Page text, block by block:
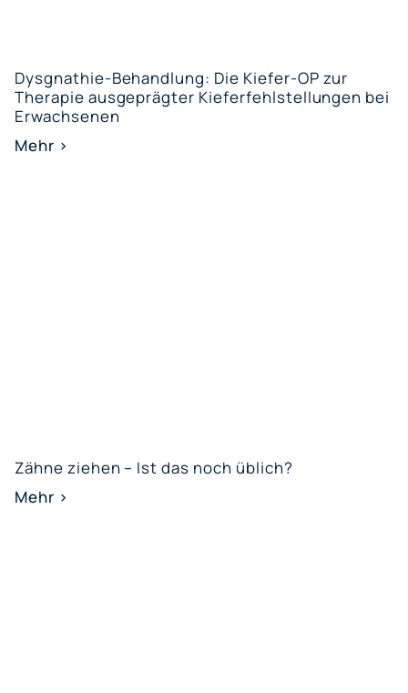
Dysgnathie-Behandlung: Die Kiefer-OP zur
Therapie ausgeprägter Kieferfehlstellungen bei
Erwachsenen
Mehr >
Zähne ziehen – Ist das noch üblich?
Mehr >